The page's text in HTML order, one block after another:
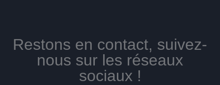
Restons en contact, suivez-
nous sur les réseaux
sociaux !​